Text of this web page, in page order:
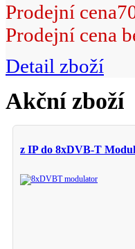
Prodejní cena
Prodejní cena
Detail zboží
Akční zboží
z IP do 8xDVB-T